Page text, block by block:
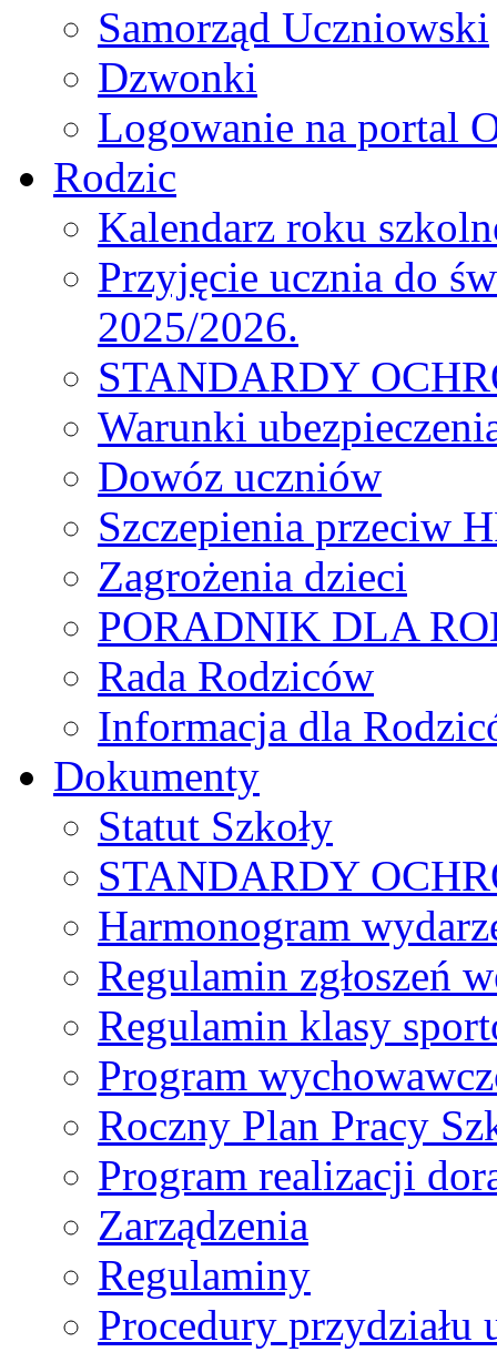
Samorząd Uczniowski
Dzwonki
Logowanie na portal
Rodzic
Kalendarz roku
Przyjęcie ucznia do
2025/2026.
STANDARDY
Warunki
Dowóz uczniów
Szczepienia przeciw
Zagrożenia dzieci
PORADNIK DLA
Rada Rodziców
Іnformacja dla
Dokumenty
Statut Szkoły
STANDARDY
Harmonogram
Regulamin zgłoszeń
Regulamin klasy
Program
Roczny Plan Pracy
Program realizacji
Zarządzenia
Regulaminy
Procedury